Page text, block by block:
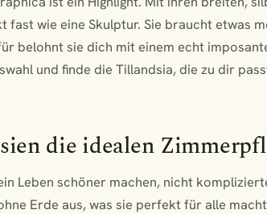
fast wie eine Skulptur. Sie braucht etwas
belohnt sie dich mit einem echt
und finde die Tillandsia, die zu dir
die idealen
Leben schöner machen, nicht
Erde aus, was sie perfekt für alle